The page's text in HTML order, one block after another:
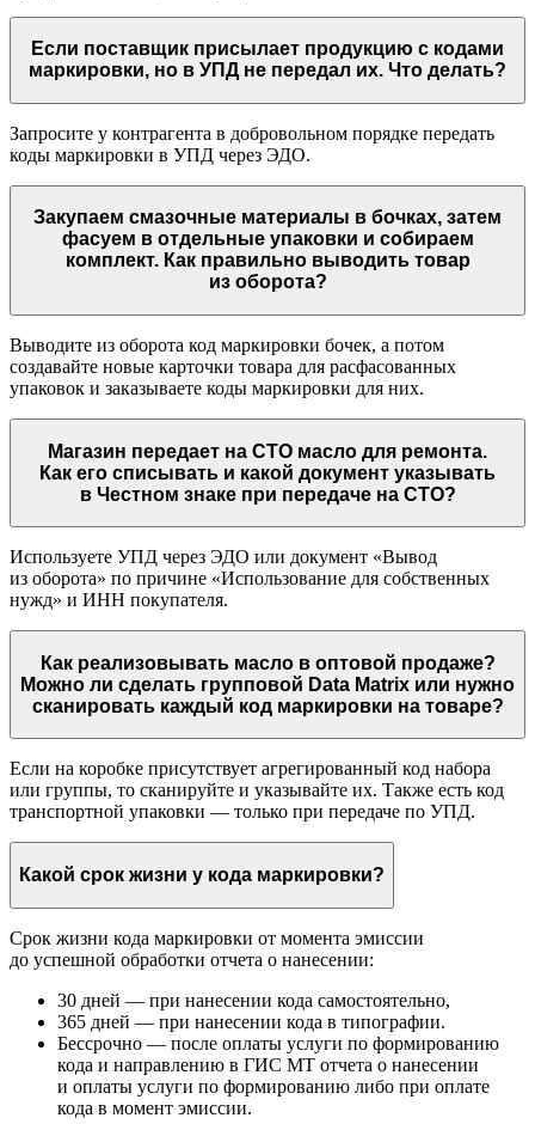
Если поставщик присылает продукцию с кодами
маркировки, но в УПД не передал их. Что делать?
Запросите у контрагента в добровольном порядке передать
коды маркировки в УПД через ЭДО.
Закупаем смазочные материалы в бочках, затем
фасуем в отдельные упаковки и собираем
комплект. Как правильно выводить товар
из оборота?
Выводите из оборота код маркировки бочек, а потом
создавайте новые карточки товара для расфасованных
упаковок и заказываете коды маркировки для них.
Магазин передает на СТО масло для ремонта.
Как его списывать и какой документ указывать
в Честном знаке при передаче на СТО?
Используете УПД через ЭДО или документ «Вывод
из оборота» по причине «Использование для собственных
нужд» и ИНН покупателя.
Как реализовывать масло в оптовой продаже?
Можно ли сделать групповой Data Matrix или нужно
сканировать каждый код маркировки на товаре?
Если на коробке присутствует агрегированный код набора
или группы, то сканируйте и указывайте их. Также есть код
транспортной упаковки — только при передаче по УПД.
Какой срок жизни у кода маркировки?
Срок жизни кода маркировки от момента эмиссии
до успешной обработки отчета о нанесении:
30 дней — при нанесении кода самостоятельно,
365 дней — при нанесении кода в типографии.
Бессрочно — после оплаты услуги по формированию
кода и направлению в ГИС МТ отчета о нанесении
и оплаты услуги по формированию либо при оплате
кода в момент эмиссии.